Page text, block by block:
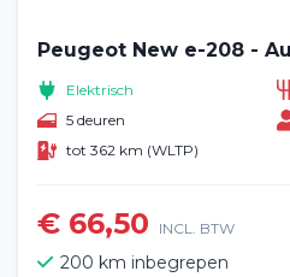
Peugeot New e-208 -
Elektrisch
5 deuren
tot 362 km (WLTP)
€ 66,50 INCL. BTW
200 km inbegrepen